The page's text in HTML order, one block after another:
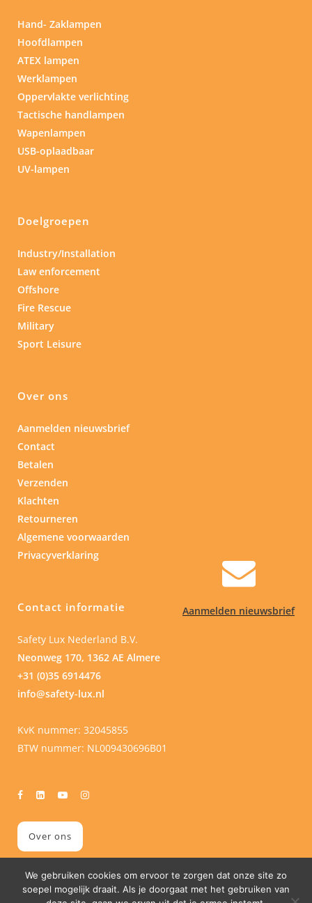
Aanmelden nieuwsbrief
Hand- Zaklampen
Hoofdlampen
ATEX lampen
Werklampen
Oppervlakte verlichting
Tactische handlampen
Wapenlampen
USB-oplaadbaar
UV-lampen
Doelgroepen
Industry/Installation
Law enforcement
Offshore
Fire Rescue
Military
Sport Leisure
Over ons
Aanmelden nieuwsbrief
Contact
Betalen
Verzenden
Klachten
Retourneren
Algemene voorwaarden
Privacyverklaring
Contact informatie
Safety Lux Nederland B.V.
Neonweg 170, 1362 AE Almere
+31 (0)35 6914476
info@safety-lux.nl
KvK nummer: 32045855
BTW nummer: NL009430696B01
Over ons
We gebruiken cookies om ervoor te zorgen dat onze site zo
soepel mogelijk draait. Als je doorgaat met het gebruiken van